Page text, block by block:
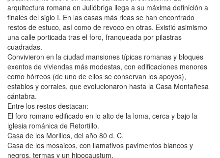
arquitectura romana en Julióbriga llega a su máxima definición a
finales del siglo I. En las casas más ricas se han encontrado
restos de estuco, así como de revoco en otras. Existió asimismo
una calle porticada tras el foro, franqueada por pilastras
cuadradas.
Convivieron en la ciudad mansiones típicas romanas y bloques
exentos de viviendas más modestas, con edificaciones menores
como hórreos (de uno de ellos se conservan los apoyos),
establos y corrales, que evolucionaron hasta la Casa Montañesa
cántabra.
Entre los restos destacan:
El foro romano edificado en lo alto de la loma, cerca y bajo la
iglesia románica de Retortillo.
Casa de los Morillos, del año 80 d. C.
Casa de los mosaicos, con llamativos pavimentos blancos y
negros, termas y un hipocaustum.